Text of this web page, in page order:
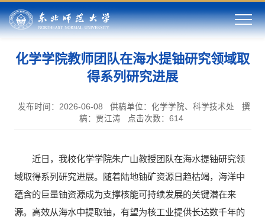
化学学院教师团队在海水提铀研究领域取
得系列研究进展
发布时间：2026-06-08 供稿单位：化学学院、科学技术处
撰
稿：贾江涛
点击次数：614
近日，我校化学学院朱广山教授团队在海水提铀研究领
域取得系列研究进展。随着陆地铀矿资源日趋枯竭，海洋中
蕴含的巨量铀资源成为支撑核能可持续发展的关键潜在来
源。高效从海水中提取铀，有望为核工业提供长达数千年的